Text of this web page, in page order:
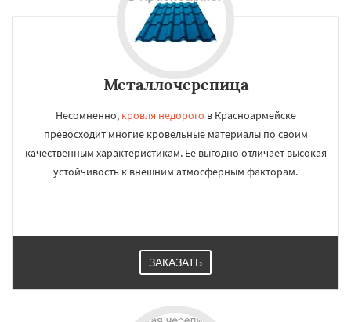
Металлочерепица
Несомненно, кровля недорого в Красноармейске
превосходит многие кровельные материалы по своим
качественным характеристикам. Ее выгодно отличает высокая
устойчивость к внешним атмосферным факторам.
ЗАКАЗАТЬ